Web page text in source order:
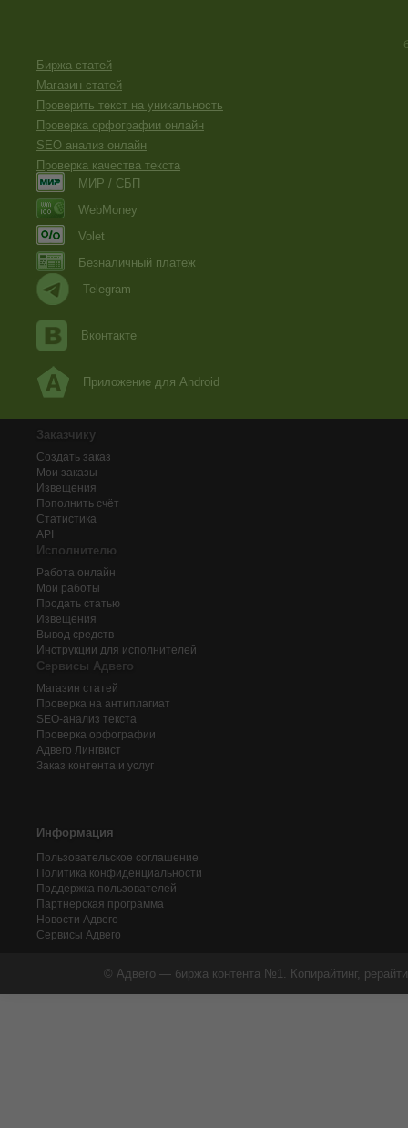
Биржа статей
Магазин статей
Проверить текст на уникальность
Проверка орфографии онлайн
SEO анализ онлайн
Проверка качества текста
МИР / СБП
WebMoney
Volet
Безналичный платеж
Telegram
Вконтакте
Приложение для Android
Заказчику
Создать заказ
Мои заказы
Извещения
Пополнить счёт
Статистика
API
Исполнителю
Работа онлайн
Мои работы
Продать статью
Извещения
Вывод средств
Инструкции для исполнителей
Сервисы Адвего
Магазин статей
Проверка на антиплагиат
SEO-анализ текста
Проверка орфографии
Адвего Лингвист
Заказ контента и услуг
Информация
Пользовательское соглашение
Политика конфиденциальности
Поддержка пользователей
Партнерская программа
Новости Адвего
Сервисы Адвего
© Адвего — биржа контента №1. Копирайтинг,